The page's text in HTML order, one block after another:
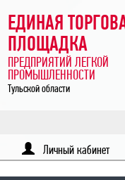
ЕДИНАЯ
ПЛОЩАДКА
ПРЕДПРИЯТИЙ ЛЕГКОЙ
ПРОМЫШЛЕННОСТИ
Тульской области
Личный кабинет